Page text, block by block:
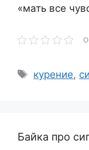
«мать все
Метки
курение,
Байка про